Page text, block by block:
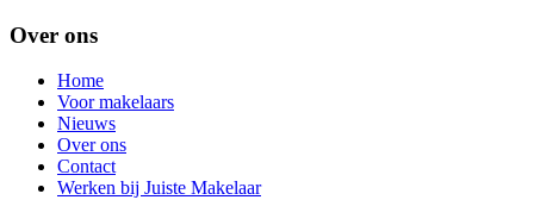
Over ons
Home
Voor makelaars
Nieuws
Over ons
Contact
Werken bij Juiste Makelaar